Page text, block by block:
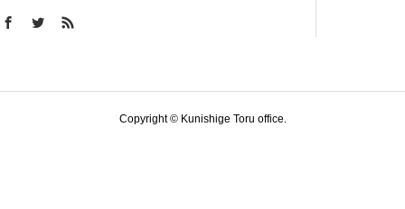
Copyright © Kunishige Toru office.